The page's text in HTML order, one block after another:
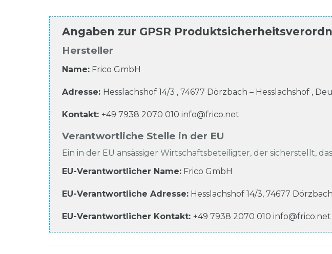
Angaben zur GPSR
Hersteller
Name: Frico GmbH
Adresse: Hesslachshof 14/3 , 74677 Dörzbach – Hesslachshof ,
Kontakt: +49 7938 2070 010 info@frico.net
Verantwortliche Stelle in der EU
Ein in der EU ansässiger Wirtschaftsbeteiligter, der sicherstellt,
EU-Verantwortlicher Name: Frico GmbH
EU-Verantwortliche Adresse: Hesslachshof 14/3, 74677
EU-Verantwortlicher Kontakt: +49 7938 2070 010 info@frico.net